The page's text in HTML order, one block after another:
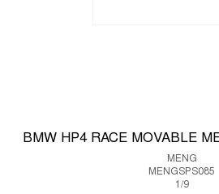
BMW HP4 RACE MOVABLE
MENG
MENGSPS085
1/9